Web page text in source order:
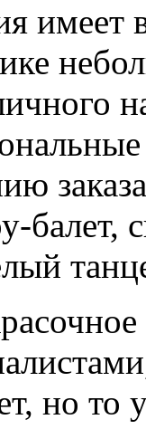
имеет
балет,
но то